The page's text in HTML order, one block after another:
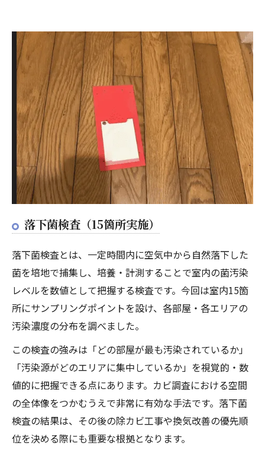
落下菌検査（15箇所実施）
落下菌検査とは、一定時間内に空気中から自然落下した
菌を培地で捕集し、培養・計測することで室内の菌汚染
レベルを数値として把握する検査です。今回は室内15箇
所にサンプリングポイントを設け、各部屋・各エリアの
汚染濃度の分布を調べました。
この検査の強みは「どの部屋が最も汚染されているか」
「汚染源がどのエリアに集中しているか」を視覚的・数
値的に把握できる点にあります。カビ調査における空間
の全体像をつかむうえで非常に有効な手法です。落下菌
検査の結果は、その後の除カビ工事や換気改善の優先順
位を決める際にも重要な根拠となります。